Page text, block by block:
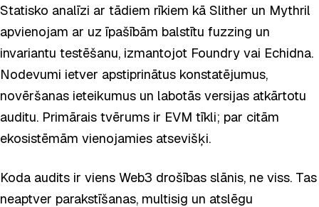
Statisko analīzi ar tādiem rīkiem kā Slither un Mythril
apvienojam ar uz īpašībām balstītu fuzzing un
invariantu testēšanu, izmantojot Foundry vai Echidna.
Nodevumi ietver apstiprinātus konstatējumus,
novēršanas ieteikumus un labotās versijas atkārtotu
auditu. Primārais tvērums ir EVM tīkli; par citām
ekosistēmām vienojamies atsevišķi.
Koda audits ir viens Web3 drošības slānis, ne viss. Tas
neaptver parakstīšanas, multisig un atslēgu